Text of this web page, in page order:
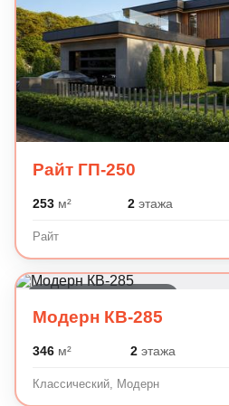
Райт ГП-250
253м² 2 этажа
Райт
Модерн КВ-285
346м² 2этажа
Классический, Модерн